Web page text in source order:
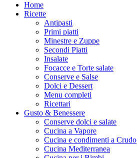
Home
Ricette
Antipasti
Primi piatti
Minestre e Zuppe
Secondi Piatti
Insalate
Focacce e Torte salate
Conserve e Salse
Dolci e Dessert
Menu completi
Ricettari
Gusto & Benessere
Conserve dolci e salate
Cucina a Vapore
Cucina e condimenti a Crudo
Cucina Mediterranea